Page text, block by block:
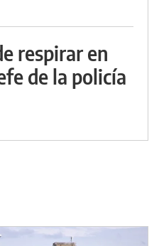
respirar en
de la policía